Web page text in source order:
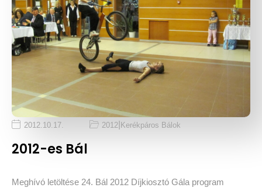
2012.10.17. 2012 Kerékpáros Bálok
2012-es Bál
Meghívó letöltése 24. Bál 2012 Díjkiosztó Gála program